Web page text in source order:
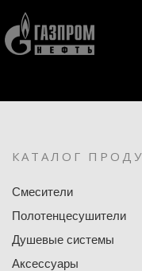
КАТАЛОГ
Смесители
Полотенцесушители
Душевые системы
Аксессуары